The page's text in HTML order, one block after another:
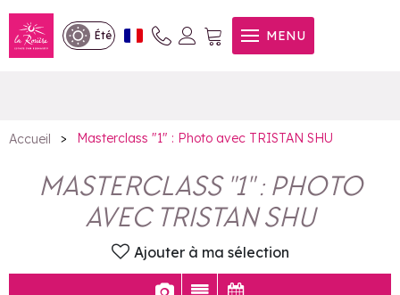
Été MENU
Masterclass "1" : Photo avec
TRISTAN SHU
Accueil > Masterclass "1" : Photo avec TRISTAN SHU
MASTERCLASS "1" : PHOTO
AVEC TRISTAN SHU
Ajouter à ma sélection